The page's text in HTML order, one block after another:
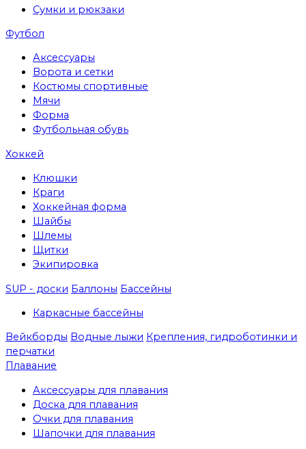
Сумки и рюкзаки
Футбол
Аксессуары
Ворота и сетки
Костюмы спортивные
Мячи
Форма
Футбольная обувь
Хоккей
Клюшки
Краги
Хоккейная форма
Шайбы
Шлемы
Щитки
Экипировка
SUP - доски Баллоны Бассейны
Каркасные бассейны
Вейкборды Водные лыжи Крепления, гидроботинки и
перчатки
Плавание
Аксессуары для плавания
Доска для плавания
Очки для плавания
Шапочки для плавания